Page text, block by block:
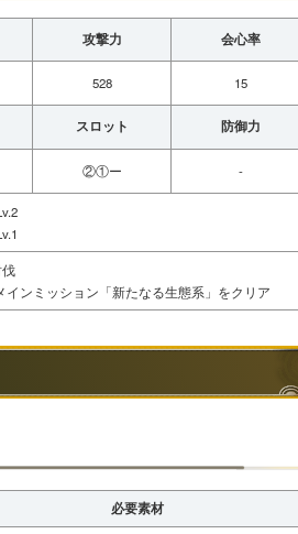
攻撃力 会心率
528 15
スロット 防御力
②①ー -
インミッション「新たなる生態系」をクリア
必要素材